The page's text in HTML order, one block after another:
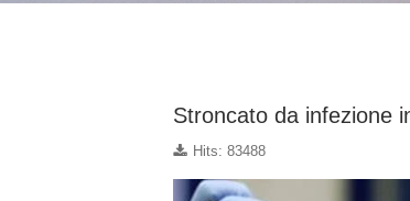
Stroncato da infezione
Hits: 83488